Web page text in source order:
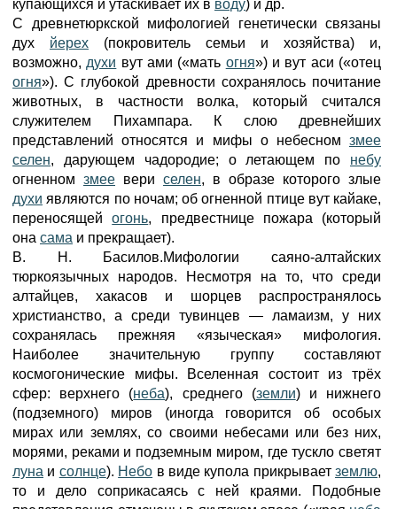
купающихся и утаскивает их в воду) и др.
С древнетюркской мифологией генетически связаны
дух йерех (покровитель семьи и хозяйства) и,
возможно, духи вут ами («мать огня») и вут аси («отец
огня»). С глубокой древности сохранялось почитание
животных, в частности волка, который считался
служителем Пихампара. К слою древнейших
представлений относятся и мифы о небесном змее
селен, дарующем чадородие; о летающем по небу
огненном змее вери селен, в образе которого злые
духи являются по ночам; об огненной птице вут кайаке,
переносящейогонь, предвестнице пожара (который
она сама и прекращает).
В. Н. Басилов.Мифологии саяно-алтайских
тюркоязычных народов. Несмотря на то, что среди
алтайцев, хакасов и шорцев распространялось
христианство, а среди тувинцев — ламаизм, у них
сохранялась прежняя «языческая» мифология.
Наиболее значительную группу составляют
космогонические мифы. Вселенная состоит из трёх
сфер: верхнего (неба), среднего (земли) и нижнего
(подземного) миров (иногда говорится об особых
мирах или землях, со своими небесами или без них,
морями, реками и подземным миром, где тускло светят
луна и солнце). Небо в виде купола прикрывает землю,
то и дело соприкасаясь с ней краями. Подобные